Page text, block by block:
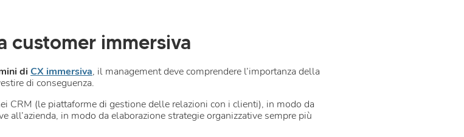
customer immersiva
diCX immersiva, il management deve comprendere l’importanza della
di conseguenza.
CRM (le piattaforme di gestione delle relazioni con i clienti), in modo da
all’azienda, in modo da elaborazione strategie organizzative sempre più